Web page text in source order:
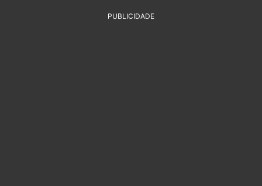
PUBLICIDADE